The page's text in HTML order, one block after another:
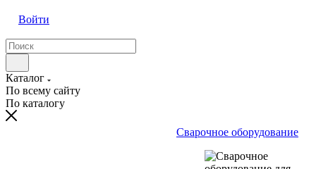
Войти
Каталог
По всему сайту
По каталогу
Сварочное оборудование